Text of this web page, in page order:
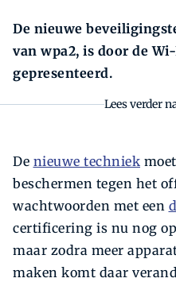
De nieuwe
van wpa2, is door de
gepresenteerd.
Lees verder
De nieuwe techniek
beschermen tegen het
wachtwoorden met een
certificering is nu nog
maar zodra meer
maken komt daar